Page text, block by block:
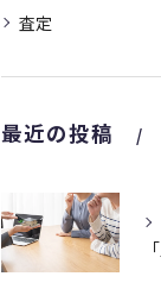
査定
最近の投稿